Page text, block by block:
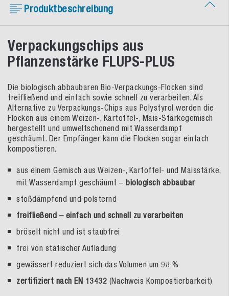
Produktbeschreibung
Verpackungschips aus
Pflanzenstärke FLUPS-PLUS
Die biologisch abbaubaren Bio-Verpackungs-Flocken sind
freifließend und einfach sowie schnell zu verarbeiten. Als
Alternative zu Verpackungs-Chips aus Polystyrol werden die
Flocken aus einem Weizen-, Kartoffel-, Mais-Stärkegemisch
hergestellt und umweltschonend mit Wasserdampf
geschäumt. Der Empfänger kann die Flocken sogar einfach
kompostieren.
aus einem Gemisch aus Weizen-, Kartoffel- und Maisstärke,
mit Wasserdampf geschäumt – biologisch abbaubar
stoßdämpfend und polsternd
freifließend – einfach und schnell zu verarbeiten
bröselt nicht und ist staubfrei
frei von statischer Aufladung
gewässert reduziert sich das Volumen um 98 %
zertifiziert nach EN 13432 (Nachweis Kompostierbarkeit)